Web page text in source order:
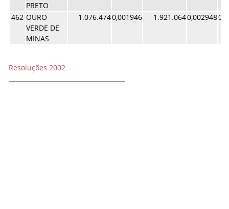
PRETO
462 OURO
VERDE DE
MINAS
1.076.4740,001946 1.921.0640,002948
Resoluções 2002